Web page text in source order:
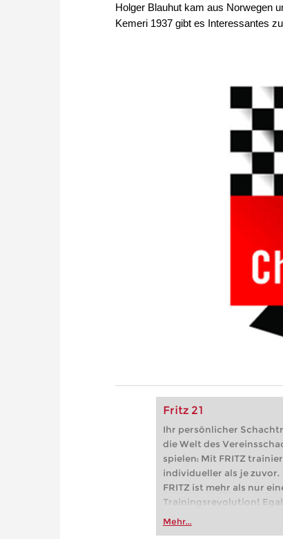
Holger Blauhut kam aus Norwegen
Kemeri 1937 gibt es Interessantes
Fritz 21
Ihr persönlicher
die Welt des
spielen: Mit FRITZ
individueller als je zuvor.
FRITZ ist mehr als nur
Trainingsrevolution!
Vereinsschachs machen
Mehr...